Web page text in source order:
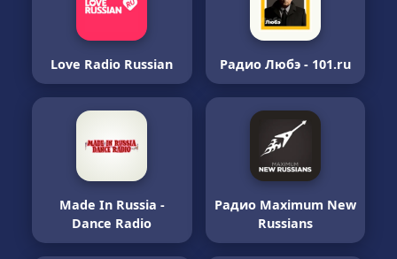
Love Radio Russian Радио Любэ - 101.ru
Made In Russia -
Dance Radio
Радио Maximum New
Russians